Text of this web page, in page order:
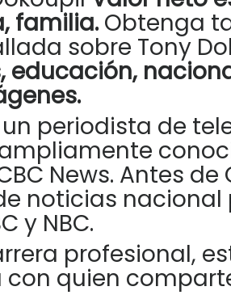
familia.Obtenga
sobre Tony
educación,
periodista de
News. Antes de
noticias nacional
y NBC.
profesional,
quien